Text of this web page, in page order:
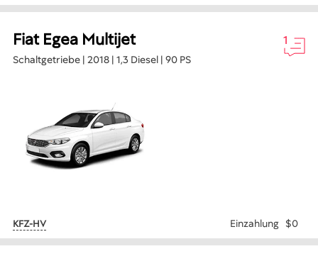
Fiat Egea Multijet
Schaltgetriebe | 2018 | 1,3 Diesel | 90 PS
1
KFZ-HV Einzahlung $0